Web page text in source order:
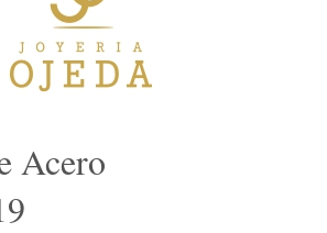
Acero